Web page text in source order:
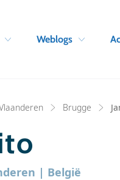
Weblogs
Brugge
| België